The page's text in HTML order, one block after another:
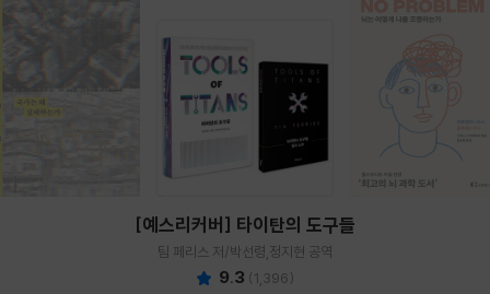
[예스리커버] 타이탄의 도구들
팀 페리스 저/박선령,정지현 공역
9.3 (1,396)